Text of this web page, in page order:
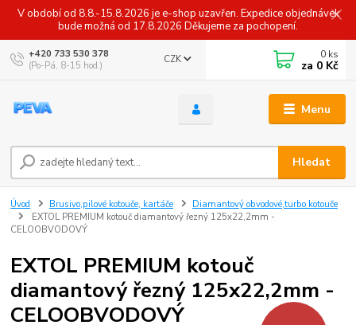
V období od 8.8.-15.8.2026 je e-shop uzavřen. Expedice objednávek
bude možná od 17.8.2026 Děkujeme za pochopení.
Menu
CZK
Hledat
+420 733 530 378
(Po-Pá, 8-15 hod.)
0 ks
za 0 Kč
Úvod Brusivo,pilové kotouče, kartáče
Diamantový obvodové,turbo kotouče
EXTOL PREMIUM kotouč diamantový řezný 125x22,2mm -
CELOOBVODOVÝ
EXTOL PREMIUM kotouč
diamantový řezný 125x22,2mm -
CELOOBVODOVÝ